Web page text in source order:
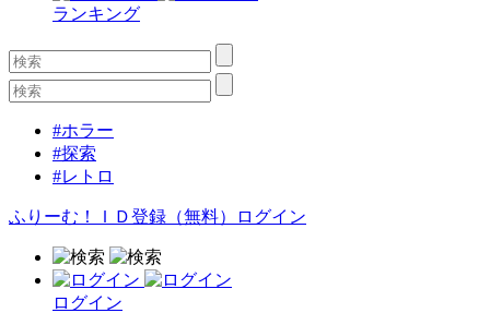
ランキング
#ホラー
#探索
#レトロ
ふりーむ！ＩＤ登録（無料） ログイン
ログイン